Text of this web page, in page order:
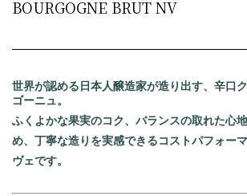
BOURGOGNE BRUT NV
世界が認める日本人醸造家が造り出す、辛口
ゴーニュ。
ふくよかな果実のコク、バランスの取れた心
め、丁寧な造りを実感できるコストパフォー
ヴェです。